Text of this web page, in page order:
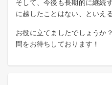
そして、今後も長期的に継続
に越したことはない、といえ
お役に立てましたでしょうか
問をお待ちしております！